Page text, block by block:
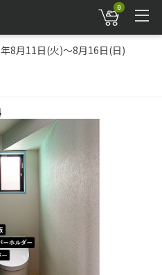
0
8月11日(火)～8月16日(日)